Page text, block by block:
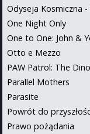
Odyseja Kosmiczna -
One Night Only
One to One: John &
Otto e Mezzo
PAW Patrol: The
Parallel Mothers
Parasite
Powrót do
Prawo pożądania